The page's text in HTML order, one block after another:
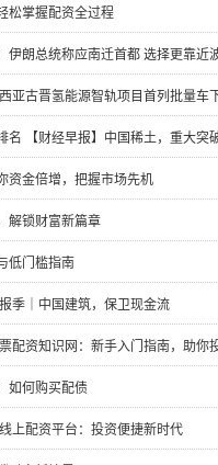
松掌握配资全过程
伊朗总统称应南迁首都 选择更靠近
亚古晋氢能源智轨项目首列批量车
财经早报】中国稀土，重大突破！金融监
资金倍增，把握市场先机
解锁财富新篇章
低门槛指南
季｜中国建筑，保卫现金流
配资知识网：新手入门指南，助你
如何购买配债
上配资平台：投资便捷新时代